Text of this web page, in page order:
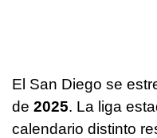
El San Diego se
de 2025. La liga
calendario distinto